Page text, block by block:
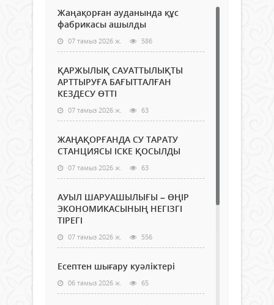
Жаңақорған ауданында құс
фабрикасы ашылды
07 тамыз 2026 ж. 586
ҚАРЖЫЛЫҚ САУАТТЫЛЫҚТЫ
АРТТЫРУҒА БАҒЫТТАЛҒАН
КЕЗДЕСУ ӨТТІ
07 тамыз 2026 ж. 63
ЖАҢАҚОРҒАНДА СУ ТАРАТУ
СТАНЦИЯСЫ ІСКЕ ҚОСЫЛДЫ
07 тамыз 2026 ж. 63
АУЫЛ ШАРУАШЫЛЫҒЫ – ӨҢІР
ЭКОНОМИКАСЫНЫҢ НЕГІЗГІ
ТІРЕГІ
07 тамыз 2026 ж. 556
Есептен шығару куәліктері
06 тамыз 2026 ж. 65